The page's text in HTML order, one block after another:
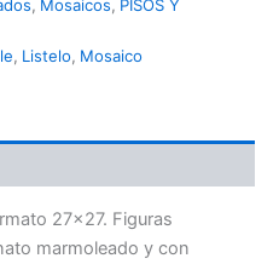
, Mosaicos, PISOS Y
, Listelo, Mosaico
27×27. Figuras
marmoleado y con